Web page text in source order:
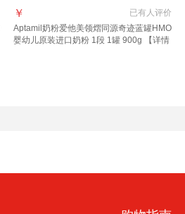
已有人评价
￥
Aptamil奶粉爱他美领熠同源奇迹蓝罐HMO
婴幼儿原装进口奶粉 1段 1罐 900g 【详情